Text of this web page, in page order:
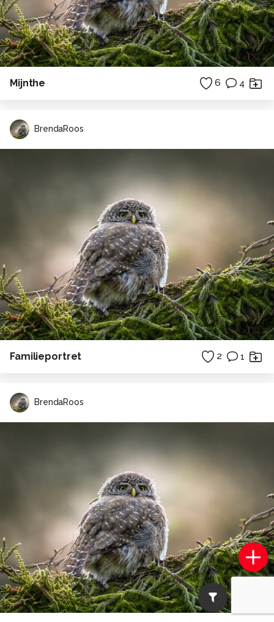
Mijnthe 6 4
BrendaRoos
Familieportret 2 1
BrendaRoos